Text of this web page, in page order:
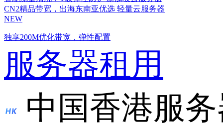
CN2精品带宽，出海东南亚优选 轻量云服务器
NEW
独享200M优化带宽，弹性配置
服务器租用
中国香港服